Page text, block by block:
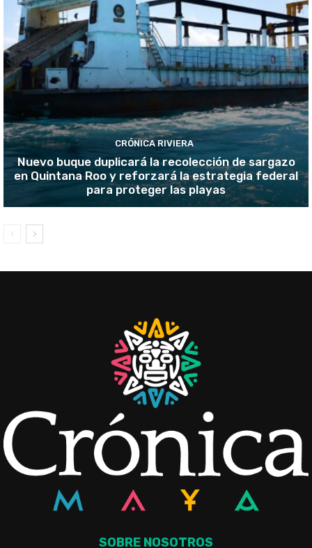
CRÓNICA RIVIERA
Nuevo buque duplicará la recolección de sargazo
en Quintana Roo y reforzará la estrategia federal
para proteger las playas
SOBRE NOSOTROS